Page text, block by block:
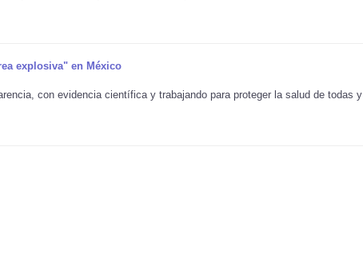
explosiva" en México
con evidencia científica y trabajando para proteger la salud de todas y